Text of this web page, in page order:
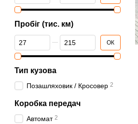
Пробіг (тис. км)
Від Пробіг (тис. км)
До Пробіг (тис. км) ОК
Тип кузова
Позашляховик / Кросовер 2
Коробка передач
Автомат 2